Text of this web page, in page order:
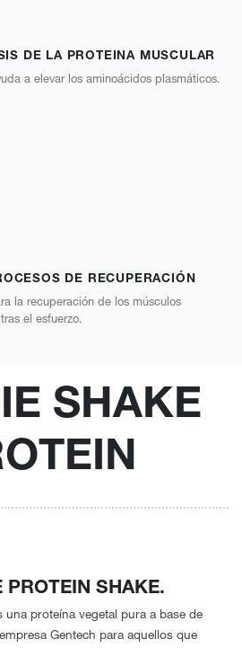
DE LA PROTEINA MUSCULAR​
a elevar los aminoácidos plasmáticos.
DE RECUPERACIÓN​
la recuperación de los músculos
tras el esfuerzo.
SHAKE
SHAKE.
una proteína vegetal pura a base de
Gentech para aquellos que